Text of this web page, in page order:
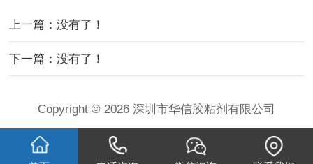
上一篇：没有了！
下一篇：没有了！
Copyright © 2026 深圳市华信胶粘剂有限公司